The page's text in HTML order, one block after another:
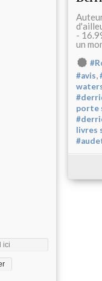
-
un
#avis,
porte
livres